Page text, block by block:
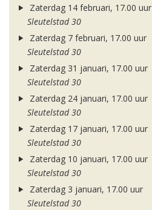
Zaterdag 14 februari, 17.00 uur
Sleutelstad 30
Zaterdag 7 februari, 17.00 uur
Sleutelstad 30
Zaterdag 31 januari, 17.00 uur
Sleutelstad 30
Zaterdag 24 januari, 17.00 uur
Sleutelstad 30
Zaterdag 17 januari, 17.00 uur
Sleutelstad 30
Zaterdag 10 januari, 17.00 uur
Sleutelstad 30
Zaterdag 3 januari, 17.00 uur
Sleutelstad 30